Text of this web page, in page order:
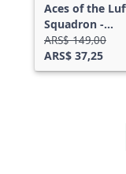
Aces of the
Squadron -
ARS$ 149,00
ARS$ 37,25